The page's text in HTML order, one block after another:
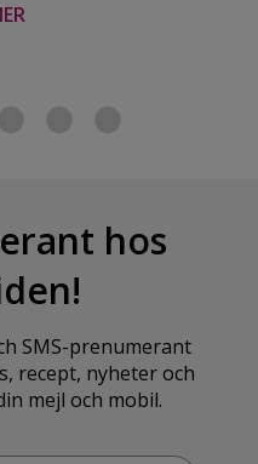
hos
SMS-prenumerant
recept, nyheter och
mejl och mobil.